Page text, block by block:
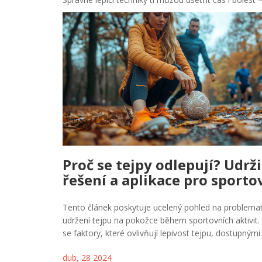
Proč se tejpy odlepují?
řešení a aplikace pro
Tento článek poskytuje ucelený pohled na
udržení tejpu na pokožce během sportovních aktivit.
se faktory, které ovlivňují lepivost tejpu, dostupnými
udržení tejpu na místě i v náročných podmínkách.
dub, 28 2024